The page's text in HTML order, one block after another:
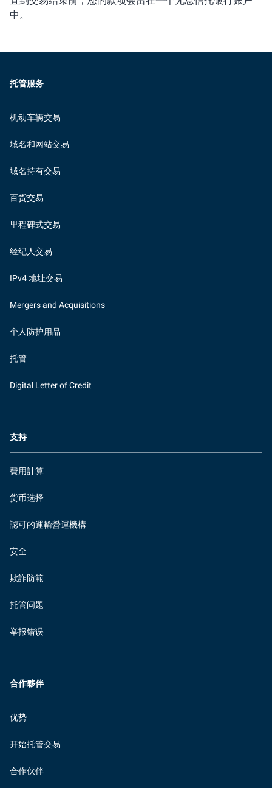
中。
托管服务
机动车辆交易
域名和网站交易
域名持有交易
百货交易
里程碑式交易
经纪人交易
IPv4 地址交易
Mergers and Acquisitions
个人防护用品
托管
Digital Letter of Credit
支持
費用計算
货币选择
認可的運輸營運機構
安全
欺詐防範
托管问题
举报错误
合作夥伴
优势
开始托管交易
合作伙伴